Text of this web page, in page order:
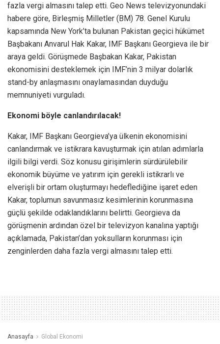
fazla vergi almasını talep etti. Geo News televizyonundaki
habere göre, Birleşmiş Milletler (BM) 78. Genel Kurulu
kapsamında New York’ta bulunan Pakistan geçici hükümet
Başbakanı Anvarul Hak Kakar, IMF Başkanı Georgieva ile bir
araya geldi. Görüşmede Başbakan Kakar, Pakistan
ekonomisini desteklemek için IMF’nin 3 milyar dolarlık
stand-by anlaşmasını onaylamasından duyduğu
memnuniyeti vurguladı.
Ekonomi böyle canlandırılacak!
Kakar, IMF Başkanı Georgieva’ya ülkenin ekonomisini
canlandırmak ve istikrara kavuşturmak için atılan adımlarla
ilgili bilgi verdi. Söz konusu girişimlerin sürdürülebilir
ekonomik büyüme ve yatırım için gerekli istikrarlı ve
elverişli bir ortam oluşturmayı hedeflediğine işaret eden
Kakar, toplumun savunmasız kesimlerinin korunmasına
güçlü şekilde odaklandıklarını belirtti. Georgieva da
görüşmenin ardından özel bir televizyon kanalına yaptığı
açıklamada, Pakistan’dan yoksulların korunması için
zenginlerden daha fazla vergi almasını talep etti.
Anasayfa Global Ekonomi